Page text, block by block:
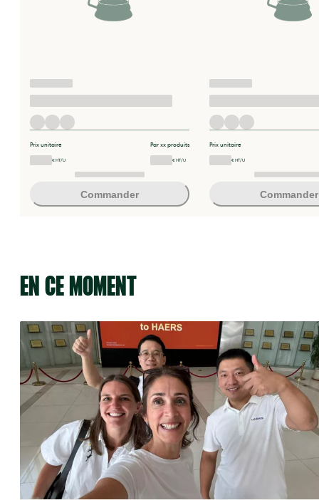
Prix unitaire
€ HT/U
Par xx produits
€ HT/U
Commander
Prix unitaire
€ HT/U
Commander
EN CE MOMENT